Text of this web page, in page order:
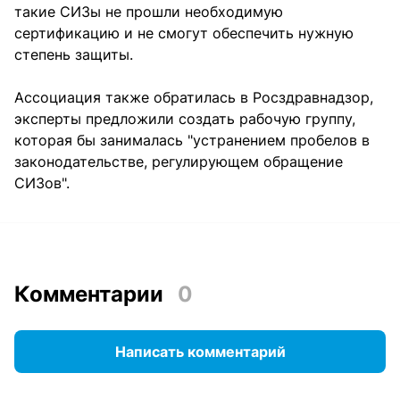
такие СИЗы не прошли необходимую
сертификацию и не смогут обеспечить нужную
степень защиты.
Ассоциация также обратилась в Росздравнадзор,
эксперты предложили создать рабочую группу,
которая бы занималась "устранением пробелов в
законодательстве, регулирующем обращение
СИЗов".
Комментарии 0
Написать комментарий